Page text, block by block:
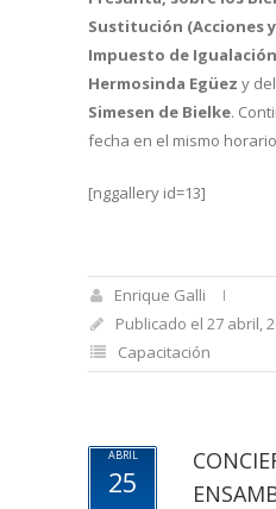
Sustitución (Acciones
Impuesto de
Hermosinda Egüez y del
Simesen de Bielke.
fecha en el mismo
[nggallery id=13]
Enrique Galli
Publicado el 27 abril,
Capacitación
ABRIL
25